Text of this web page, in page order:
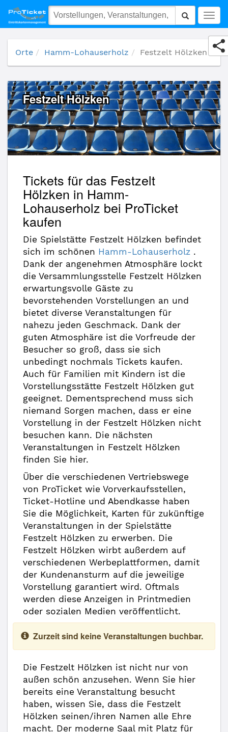
Festzelt Hölzken
Orte Hamm-Lohauserholz Festzelt Hölzken
Festzelt Hölzken
Tickets für das Festzelt
Hölzken in Hamm-
Lohauserholz bei ProTicket
kaufen
Die Spielstätte Festzelt Hölzken befindet
sich im schönen Hamm-Lohauserholz .
Dank der angenehmen Atmosphäre lockt
die Versammlungsstelle Festzelt Hölzken
erwartungsvolle Gäste zu
bevorstehenden Vorstellungen an und
bietet diverse Veranstaltungen für
nahezu jeden Geschmack. Dank der
guten Atmosphäre ist die Vorfreude der
Besucher so groß, dass sie sich
unbedingt nochmals Tickets kaufen.
Auch für Familien mit Kindern ist die
Vorstellungsstätte Festzelt Hölzken gut
geeignet. Dementsprechend muss sich
niemand Sorgen machen, dass er eine
Vorstellung in der Festzelt Hölzken nicht
besuchen kann. Die nächsten
Veranstaltungen in Festzelt Hölzken
finden Sie hier.
Über die verschiedenen Vertriebswege
von ProTicket wie Vorverkaufsstellen,
Ticket-Hotline und Abendkasse haben
Sie die Möglichkeit, Karten für zukünftige
Veranstaltungen in der Spielstätte
Festzelt Hölzken zu erwerben. Die
Festzelt Hölzken wirbt außerdem auf
verschiedenen Werbeplattformen, damit
der Kundenansturm auf die jeweilige
Vorstellung garantiert wird. Oftmals
werden diese Anzeigen in Printmedien
oder sozialen Medien veröffentlicht.
Zurzeit sind keine Veranstaltungen buchbar.
Die Festzelt Hölzken ist nicht nur von
außen schön anzusehen. Wenn Sie hier
bereits eine Veranstaltung besucht
haben, wissen Sie, dass die Festzelt
Hölzken seinen/ihren Namen alle Ehre
macht. Der moderne Saal mit Platz für